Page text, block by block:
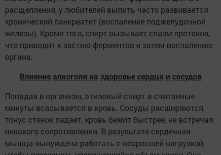
расщепления, у любителей выпить часто развивается
хронический панкреатит (воспаление поджелудочной
железы). Кроме того, спирт вызывает спазм протоков,
что приводит к застою ферментов и затем воспалению
органа.
Влияние алкоголя на здоровье сердца и сосудов
Попадая в организм, этиловый спирт в считанные
минуты всасывается в кровь. Сосуды расширяются,
тонус стенок падает, кровь бежит быстрее, не встречая
никакого сопротивления. В результате сердечная
мышца вынуждена работать с возросшей нагрузкой,